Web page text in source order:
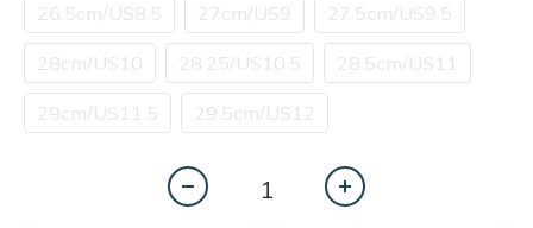
26.5cm/US8.5 27cm/US9 27.5cm/US9.5
28cm/US10 28.25/US10.5 28.5cm/US11
29cm/US11.5 29.5cm/US12